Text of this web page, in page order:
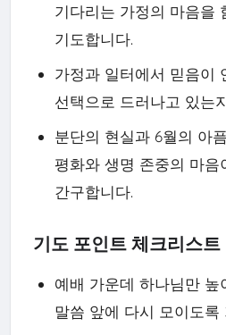
기다리는 가정의 마음을
기도합니다.
가정과 일터에서 믿음이
선택으로 드러나고 있는
분단의 현실과 6월의 아
평화와 생명 존중의 마음
간구합니다.
기도 포인트 체크리스트
예배 가운데 하나님만 높
말씀 앞에 다시 모이도록